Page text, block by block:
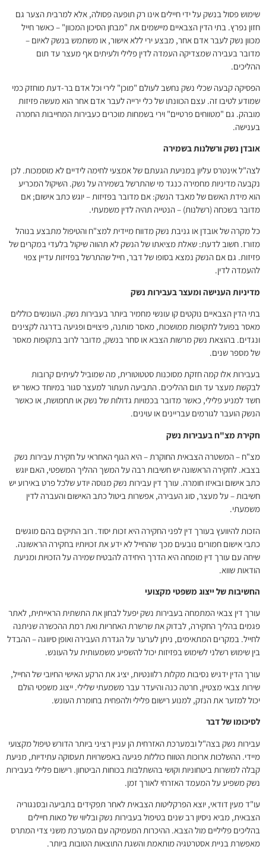
שימוש פסול בנשק על ידי חיילים אינו רק תופעה פסולה, אלא למרבית הצער גם
חזון נפרץ. בתי הדין הצבאיים מיישמים את "מבחן הסיכון המכוון" – כאשר חייל
מכוון נשק לעבר אדם אחר, מבצע ירי ללא אישור, או משתמש בנשק לאיום –
מדובר בעבירה שמצדיקה העמדה לדין פלילי ולעיתים אף מעצר עד תום
ההליכים.
הפסיקה קבעה שכלי נשק נחשב לעולם "מוכן" לירי וכל אדם בר-דעת מוחזק כמי
שמודע לטיבו זה. עצם הכוונתו של כלי ירייה לעבר אדם אחר הוא מעשה פזיזות
מובהק. גם "מטווחים פרטיים" וירי בשמחות מוכרים כעבירות המחייבות החמרה
בענישה.
אובדן נשק ורשלנות בשמירה
לצה"ל אינטרס עליון במניעת הגעתם של אמצעי לחימה לידיים לא מוסמכות. לכן
נקבעה מדיניות מחמירה כנגד מי שהתרשל בשמירה על נשק. השיקול המכריע
הוא מידת האשם של מאבד הנשק: אם מדובר בפזיזות – יוגש כתב אישום; אם
מדובר בשכחה (רשלנות) – הנטייה תהיה לדין משמעתי.
כל מקרה של אובדן או גניבת נשק מדווח מיידית למצ"ח והטיפול מתבצע בנוהל
מזורז. חשוב לדעת: שאלת מציאתו של הנשק לא תהווה שיקול בלעדי במקרים של
פזיזות. גם אם הנשק נמצא בסופו של דבר, חייל שהתרשל בפזיזות עדיין צפוי
להעמדה לדין.
מדיניות הענישה ומעצר בעבירות נשק
בתי הדין הצבאיים נוקטים קו עונשי מחמיר ביותר בעבירות נשק. העונשים כוללים
מאסר בפועל לתקופות ממושכות, מאסר מותנה, פיצויים ופגיעה בדרגה לקצינים
ונגדים. בהוצאת נשק מרשות הצבא או סחר בנשק, מדובר לרוב בתקופות מאסר
של מספר שנים.
בעבירות אלו קמה חזקת מסוכנות סטטוטורית, מה שמוביל לעיתים קרובות
לבקשת מעצר עד תום ההליכים. התביעה תעתור למעצר סגור במיוחד כאשר יש
חשד למניע פלילי, כאשר מדובר בכמויות גדולות של נשק או תחמושת, או כאשר
הנשק הועבר לגורמים עבריינים או עוינים.
חקירת מצ"ח בעבירות נשק
מצ"ח – המשטרה הצבאית החוקרת – היא הגוף האחראי על חקירת עבירות נשק
בצבא. לחקירה הראשונה יש חשיבות רבה על המשך ההליך המשפטי, האם יוגש
כתב אישום ובאיזו חומרה. עורך דין עבירות נשק מנוסה יודע שלכל פרט באירוע יש
חשיבות – על מעצר, סוג העבירה, אפשרות ביטול כתב האישום והעברה לדין
משמעתי.
הזכות להיוועץ בעורך דין לפני החקירה היא זכות יסוד. רוב התיקים בהם מוגשים
כתבי אישום חמורים נובעים מכך שהחייל לא ידע את זכויותיו בחקירה הראשונה.
שיחה עם עורך דין מומחה היא הדרך היחידה להבטיח שמירה על הזכויות ומניעת
הודאות שווא.
החשיבות של ייצוג משפטי מקצועי
עורך דין צבאי המתמחה בעבירות נשק יפעל לבחון את התשתית הראייתית, לאתר
פגמים בהליך החקירה, לבדוק את שרשרת האחריות ואת רמת ההכשרה שניתנה
לחייל. במקרים המתאימים, ניתן לערער על הגדרת העבירה ואופן סיווגה – ההבדל
בין שימוש רשלני לשימוש בפזיזות יכול להשפיע משמעותית על העונש.
עורך הדין ידגיש נסיבות מקלות רלוונטיות, יציג את הרקע האישי החיובי של החייל,
שירות צבאי מצטיין, חרטה כנה והיעדר עבר משמעתי שלילי. ייצוג משפטי הולם
יכול למזער את הנזק, למנוע רישום פלילי ולהפחית בחומרת העונש.
לסיכומו של דבר
עבירות נשק בצה"ל ובמערכת האזרחית הן עניין רציני ביותר הדורש טיפול מקצועי
מיידי. ההשלכות ארוכות הטווח כוללות פגיעה באפשרויות תעסוקה עתידיות, מניעת
קבלה למשרות ביטחוניות וקושי בהשתלבות בכוחות הביטחון. רישום פלילי בעבירות
נשק משפיע על המעמד האזרחי לאורך זמן.
עו"ד מעין דודאי, יוצא הפרקליטות הצבאית לאחר תפקידים בתביעה ובסנגוריה
הצבאית, מביא ניסיון רב שנים בטיפול בעבירות נשק ובליווי של מאות חיילים
בהליכים פליליים מול הצבא. ההיכרות המעמיקה עם המערכת משני צדי המתרס
מאפשרת בניית אסטרטגיה מותאמת והשגת התוצאות הטובות ביותר.